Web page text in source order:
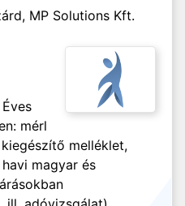
MP Solutions Kft.
mérl
melléklet,
magyar és